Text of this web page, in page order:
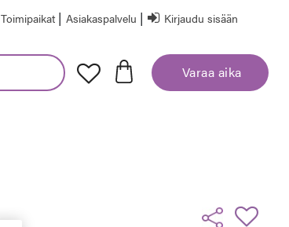
Toimipaikat | Asiakaspalvelu | Kirjaudu sisään
Varaa aika